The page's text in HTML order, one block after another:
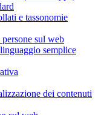
e tassonomie
sul web
semplice
dei contenuti